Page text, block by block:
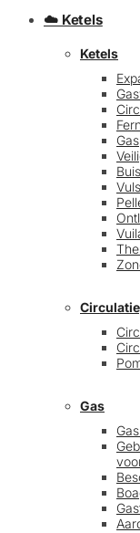
☁️ Ketels
Ketels
Gas
Gas